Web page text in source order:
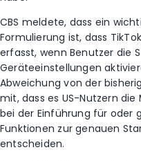
CBS meldete, dass ein
Formulierung ist, dass
erfasst, wenn Benutzer die
Geräteeinstellungen
Abweichung von der
mit, dass es US-Nutzern
bei der Einführung für oder
Funktionen zur genauen
entscheiden.